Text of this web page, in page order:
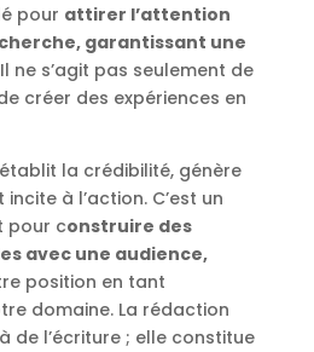
pour attirer l’attention
garantissant une
ne s’agit pas seulement de
créer des expériences en
la crédibilité, génère
à l’action. C’est un
pour construire des
avec une audience,
position en tant
domaine. La rédaction
de l’écriture ; elle constitue